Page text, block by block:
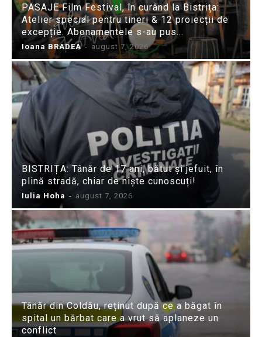
PASAJE Film Festival, în curând la Bistrița:
Atelier special pentru tineri & 12 proiecții de
excepție. Abonamentele s-au pus...
Ioana BRADEA - august 7, 2026
BISTRIȚA: Tânăr de 17 ani, bătut și jefuit, în
plină stradă, chiar de niște cunoscuți!
Iulia Hoha - august 7, 2026
Tânăr din Coldău, reținut după ce a băgat în
spital un bărbat care a vrut să aplaneze un
conflict